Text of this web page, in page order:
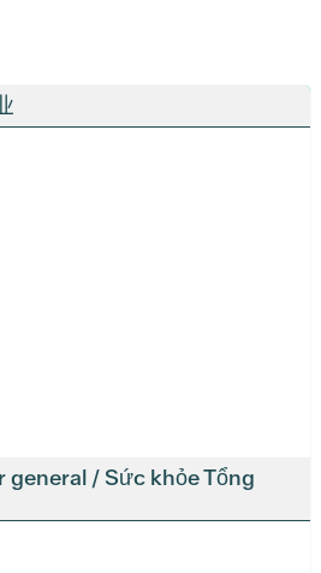
general / Sức khỏe Tổng